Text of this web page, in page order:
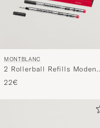
MONTBLANC
2 Rollerball Refills Modena
Red
22€